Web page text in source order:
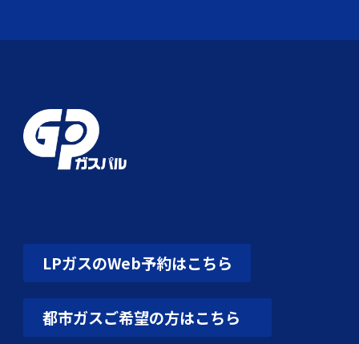
LPガスのWeb予約はこちら
都市ガスご希望の方はこちら